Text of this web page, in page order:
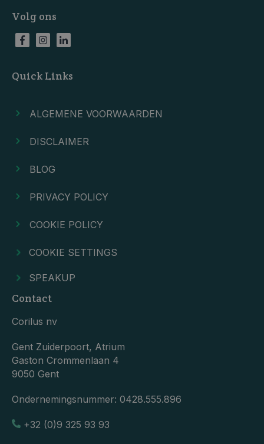
Volg ons
Quick Links
ALGEMENE VOORWAARDEN
DISCLAIMER
BLOG
PRIVACY POLICY
COOKIE POLICY
COOKIE SETTINGS
SPEAKUP
Contact
Corilus nv
Gent Zuiderpoort, Atrium
Gaston Crommenlaan 4
9050 Gent
Ondernemingsnummer: 0428.555.896
+32 (0)9 325 93 93